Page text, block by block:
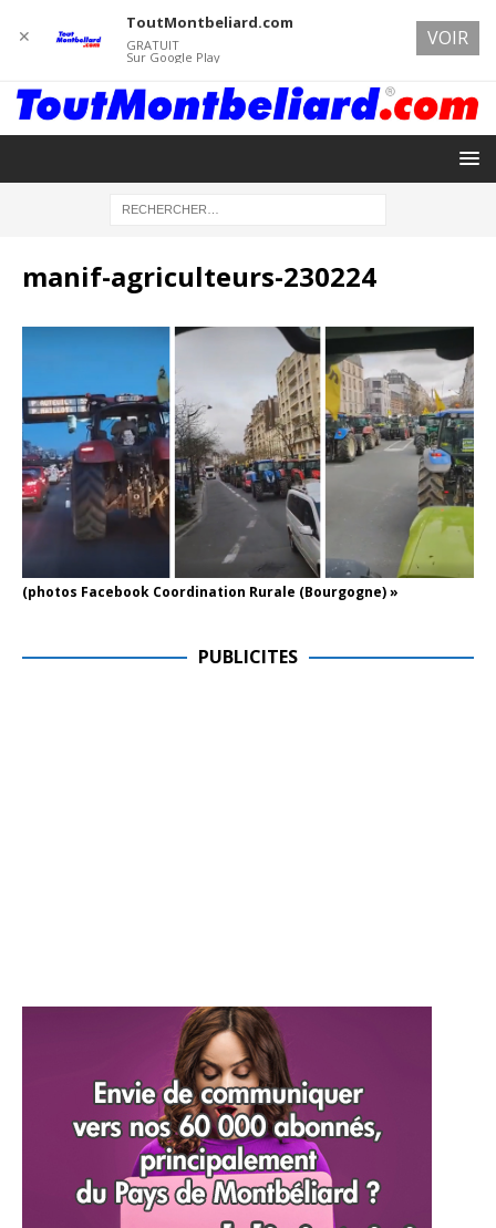
manif-agriculteurs-230224
(photos Facebook Coordination Rurale (Bourgogne) »
PUBLICITES
✕
ToutMontbeliard.com
GRATUIT
Sur Google Play
VOIR